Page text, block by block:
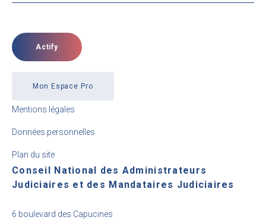
Actify
Mon Espace Pro
Mentions légales
Données personnelles
Plan du site
Conseil National des Administrateurs
Judiciaires et des Mandataires Judiciaires
6 boulevard des Capucines